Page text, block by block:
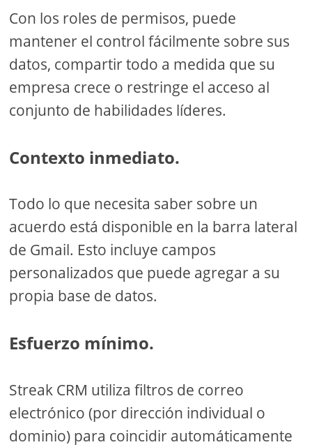
Con los roles de permisos, puede
mantener el control fácilmente sobre sus
datos, compartir todo a medida que su
empresa crece o restringe el acceso al
conjunto de habilidades líderes.
Contexto inmediato.
Todo lo que necesita saber sobre un
acuerdo está disponible en la barra lateral
de Gmail. Esto incluye campos
personalizados que puede agregar a su
propia base de datos.
Esfuerzo mínimo.
Streak CRM utiliza filtros de correo
electrónico (por dirección individual o
dominio) para coincidir automáticamente